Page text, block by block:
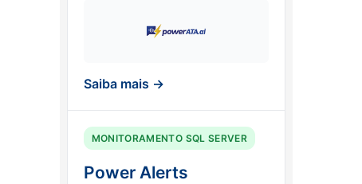
Saiba mais →
MONITORAMENTO SQL SERVER
Power Alerts